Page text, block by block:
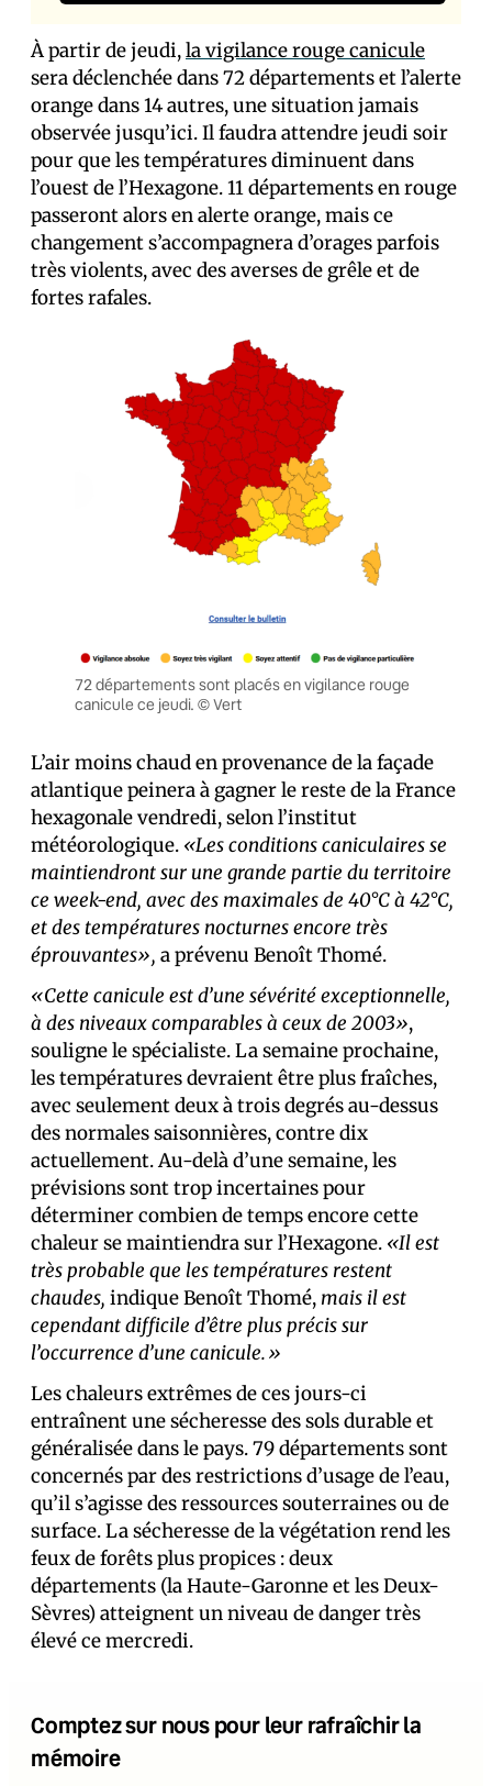
À partir de jeudi,la vigilance rouge canicule
sera déclenchée dans 72 départements et l’alerte
orange dans 14 autres, une situation jamais
observée jusqu’ici. Il faudra attendre jeudi soir
pour que les températures diminuent dans
l’ouest de l’Hexagone. 11 départements en rouge
passeront alors en alerte orange, mais ce
changement s’accompagnera d’orages parfois
très violents, avec des averses de grêle et de
fortes rafales.
72 départements sont placés en vigilance rouge
canicule ce jeudi. © Vert
L’air moins chaud en provenance de la façade
atlantique peinera à gagner le reste de la France
hexagonale vendredi, selon l’institut
météorologique. «Les conditions caniculaires se
maintiendrontsur une grande partie du territoire
ce week-end, avec des maximales de 40°C à 42°C,
et des températures nocturnes encore très
éprouvantes», a prévenu Benoît Thomé.
«Cette canicule est d’une sévérité exceptionnelle,
à des niveaux comparables à ceux de 2003»,
souligne le spécialiste. La semaine prochaine,
les températures devraient être plus fraîches,
avec seulement deux à trois degrés au-dessus
des normales saisonnières, contre dix
actuellement. Au-delà d’une semaine, les
prévisions sont trop incertaines pour
déterminer combien de temps encore cette
chaleur se maintiendra sur l’Hexagone. «Il est
très probable que les températures restent
chaudes, indique Benoît Thomé, mais il est
cependant difficile d’être plus précis sur
l’occurrence d’une canicule.»
Les chaleurs extrêmes de ces jours-ci
entraînent une sécheresse des sols durable et
généralisée dans le pays. 79 départements sont
concernés par des restrictions d’usage de l’eau,
qu’il s’agisse des ressources souterraines ou de
surface. La sécheresse de la végétation rend les
feux de forêts plus propices : deux
départements (la Haute-Garonne et les Deux-
Sèvres) atteignent un niveau de danger très
élevé ce mercredi.
Comptez sur nous pour leur rafraîchir la
mémoire